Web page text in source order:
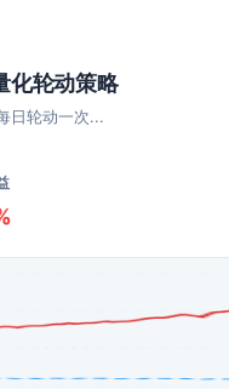
化轮动策略
日轮动一次...